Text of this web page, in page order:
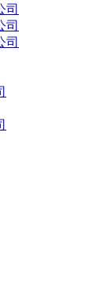
司
司
司